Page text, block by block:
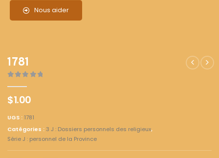
Nous aider
1781
$1.00
UGS : 1781
Catégories : 3 J : Dossiers personnels des religieux,
Série J : personnel de la Province